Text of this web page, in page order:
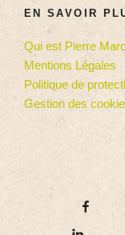
EN SAVOIR
Qui est Pierre
Mentions Légales
Politique de
Gestion des